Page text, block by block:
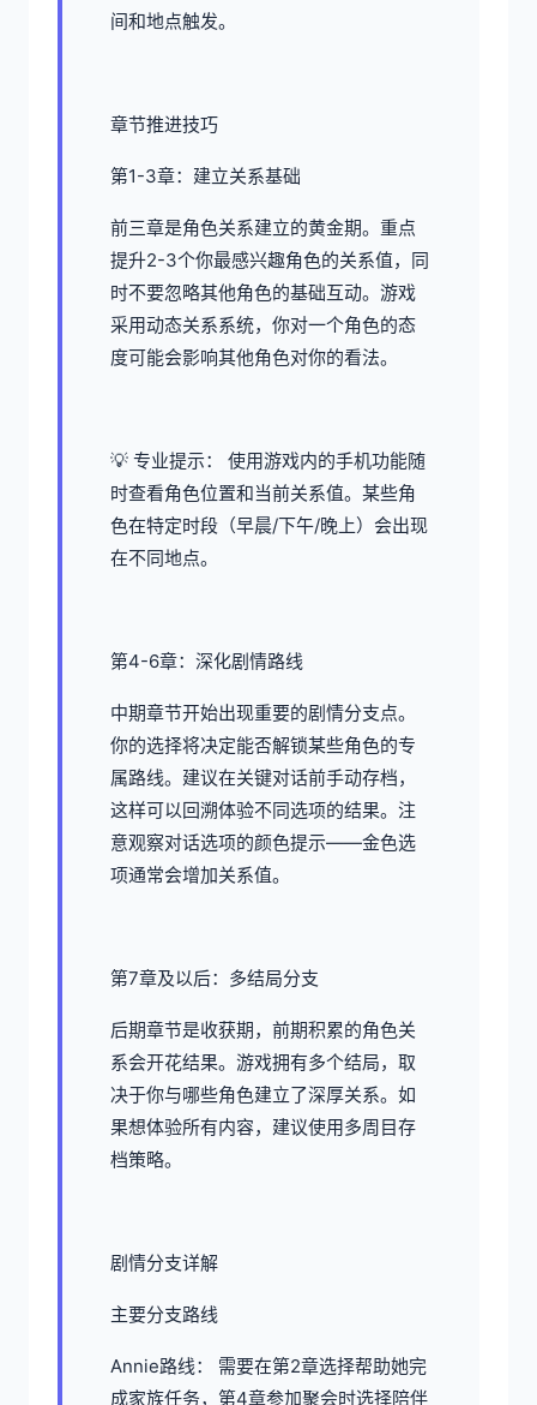
间和地点触发。
章节推进技巧
第1-3章：建立关系基础
前三章是角色关系建立的黄金期。重点
提升2-3个你最感兴趣角色的关系值，同
时不要忽略其他角色的基础互动。游戏
采用动态关系系统，你对一个角色的态
度可能会影响其他角色对你的看法。
💡 专业提示： 使用游戏内的手机功能随
时查看角色位置和当前关系值。某些角
色在特定时段（早晨/下午/晚上）会出现
在不同地点。
第4-6章：深化剧情路线
中期章节开始出现重要的剧情分支点。
你的选择将决定能否解锁某些角色的专
属路线。建议在关键对话前手动存档，
这样可以回溯体验不同选项的结果。注
意观察对话选项的颜色提示——金色选
项通常会增加关系值。
第7章及以后：多结局分支
后期章节是收获期，前期积累的角色关
系会开花结果。游戏拥有多个结局，取
决于你与哪些角色建立了深厚关系。如
果想体验所有内容，建议使用多周目存
档策略。
剧情分支详解
主要分支路线
Annie路线： 需要在第2章选择帮助她完
成家族任务，第4章参加聚会时选择陪伴